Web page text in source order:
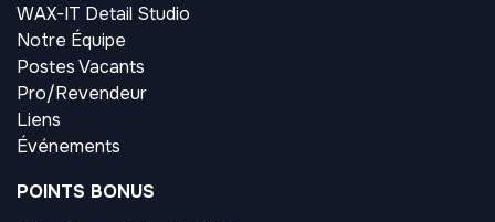
WAX-IT Detail Studio
Notre Équipe
Postes Vacants
Pro/Revendeur
Liens
Événements
POINTS BONUS